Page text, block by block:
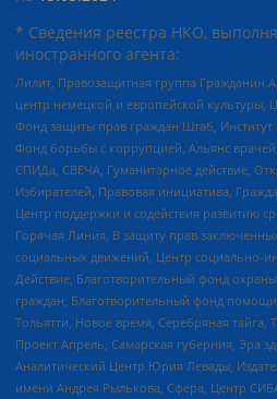
* Сведения реестра НКО,
иностранного агента:
Лилит, Правозащитная группа
центр немецкой и европейской культуры,
Фонд защиты прав граждан Штаб, Институт
Фонд борьбы с коррупцией, Альянс
СПИДа, СВЕЧА, Гуманитарное действие,
Избирателей, Правовая инициатива,
Центр поддержки и содействия развитию
Горячая Линия, В защиту прав
социальных движений, Центр социально-
Действие, Благотворительный фонд
граждан, Благотворительный фонд
Тольятти, Новое время, Серебряная тайга,
Проект Апрель, Самарская губерния, Эра
Аналитический Центр Юрия Левады,
имени Андрея Рылькова, Сфера, Центр